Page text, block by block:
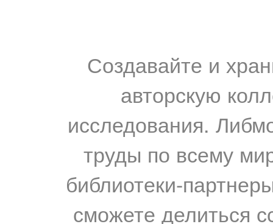
Создавайте и
авторскую
исследования.
труды по всему
библиотеки-
сможете делиться